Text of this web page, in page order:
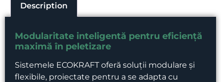
Description
Modularitate inteligentă pentru eficiență
maximă în peletizare
Sistemele ECOKRAFT oferă soluții modulare și
flexibile, proiectate pentru a se adapta cu